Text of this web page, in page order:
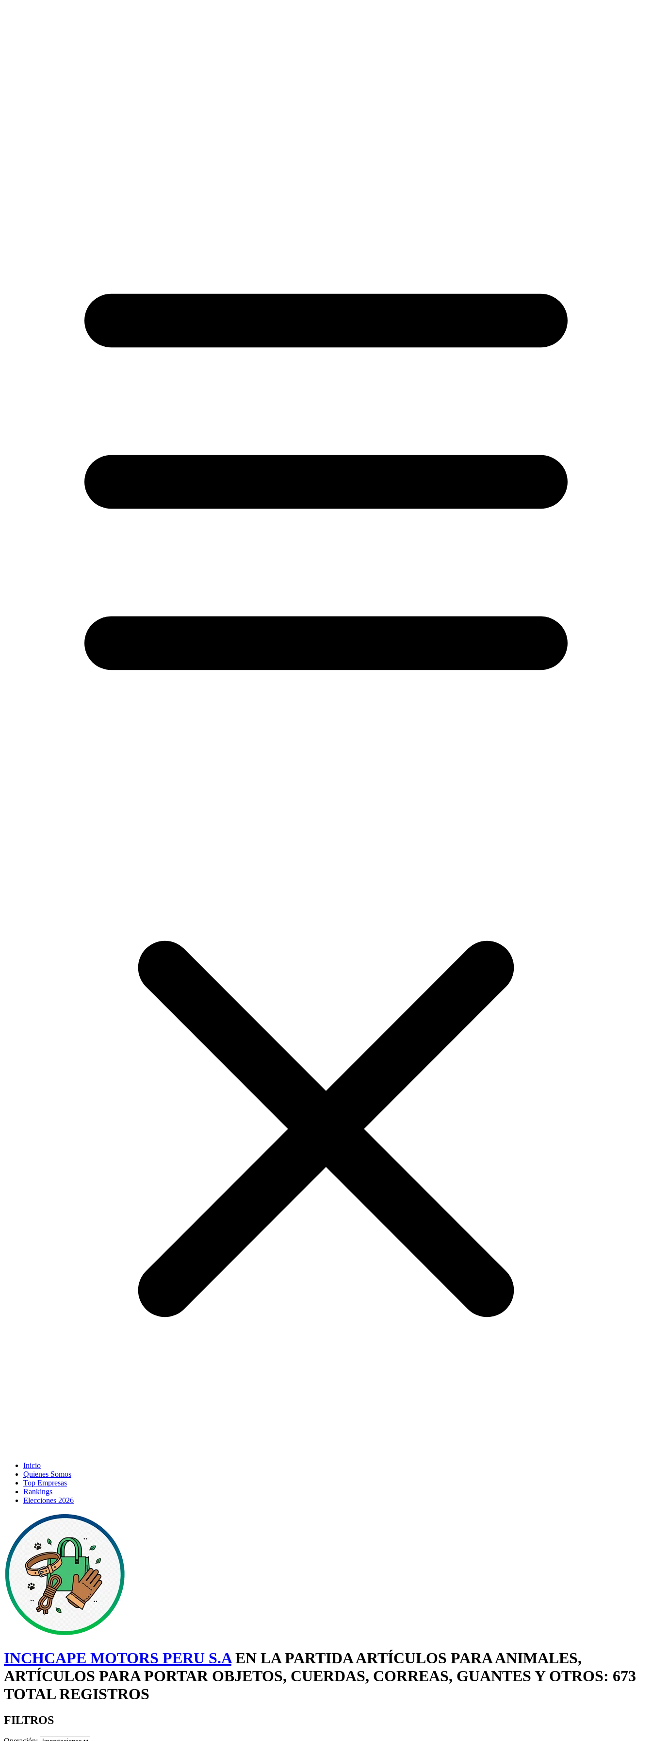
Inicio
Quienes Somos
Top Empresas
Rankings
Elecciones 2026
INCHCAPE MOTORS PERU S.AEN LA PARTIDA ARTÍCULOS PARA ANIMALES,
ARTÍCULOS PARA PORTAR OBJETOS, CUERDAS, CORREAS, GUANTES Y OTROS: 673
TOTAL REGISTROS
FILTROS